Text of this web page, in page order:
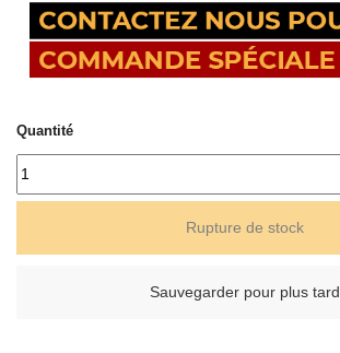
Quantité
Rupture de stock
Sauvegarder pour plus tard